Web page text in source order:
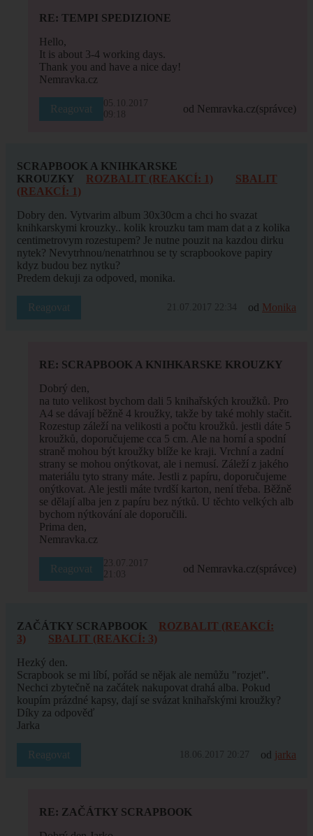
RE: TEMPI SPEDIZIONE
Hello,
It is about 3-4 working days.
Thank you and have a nice day!
Nemravka.cz
Reagovat
05.10.2017
09:18
od Nemravka.cz(správce)
SCRAPBOOK A KNIHKARSKE
KROUZKY
ROZBALIT (REAKCÍ: 1)
SBALIT
(REAKCÍ: 1)
Dobry den. Vytvarim album 30x30cm a chci ho svazat
knihkarskymi krouzky.. kolik krouzku tam mam dat a z kolika
centimetrovym rozestupem? Je nutne pouzit na kazdou dirku
nytek? Nevytrhnou/nenatrhnou se ty scrapbookove papiry
kdyz budou bez nytku?
Predem dekuji za odpoved, monika.
Reagovat 21.07.2017 22:34 od Monika
RE: SCRAPBOOK A KNIHKARSKE KROUZKY
Dobrý den,
na tuto velikost bychom dali 5 knihařských kroužků. Pro
A4 se dávají běžně 4 kroužky, takže by také mohly stačit.
Rozestup záleží na velikosti a počtu kroužků. jestli dáte 5
kroužků, doporučujeme cca 5 cm. Ale na horní a spodní
straně mohou být kroužky blíže ke kraji. Vrchní a zadní
strany se mohou onýtkovat, ale i nemusí. Záleží z jakého
materiálu tyto strany máte. Jestli z papíru, doporučujeme
onýtkovat. Ale jestli máte tvrdší karton, není třeba. Běžně
se dělají alba jen z papíru bez nýtků. U těchto velkých alb
bychom nýtkování ale doporučili.
Prima den,
Nemravka.cz
Reagovat
23.07.2017
21:03
od Nemravka.cz(správce)
ZAČÁTKY SCRAPBOOK
ROZBALIT (REAKCÍ:
3)
SBALIT (REAKCÍ: 3)
Hezký den.
Scrapbook se mi líbí, pořád se nějak ale nemůžu "rozjet".
Nechci zbytečně na začátek nakupovat drahá alba. Pokud
koupím prázdné kapsy, dají se svázat knihařskými kroužky?
Díky za odpověď
Jarka
Reagovat 18.06.2017 20:27 od jarka
RE: ZAČÁTKY SCRAPBOOK